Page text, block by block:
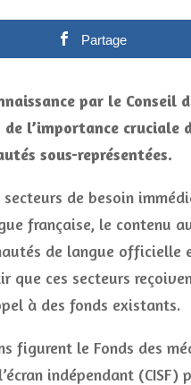
Partage
par le Conseil
de l’importance
sous-représentées.
de besoin
française, le contenu
de langue officielle
que ces secteurs
à des fonds existants.
figurent le Fonds des
indépendant (CISF)